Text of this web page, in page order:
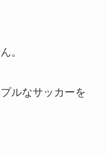
。
ルなサッカーを